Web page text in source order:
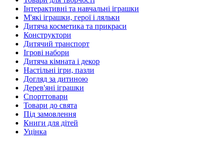
Інтерактивні та навчальні іграшки
М'які іграшки, герої і ляльки
Дитяча косметика та прикраси
Конструктори
Дитячий транспорт
Ігрові набори
Дитяча кімната і декор
Настільні ігри, пазли
Догляд за дитиною
Дерев'яні іграшки
Спорттовари
Товари до свята
Під замовлення
Книги для дітей
Уцінка